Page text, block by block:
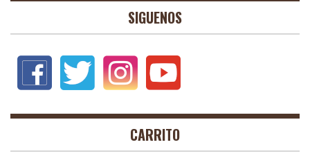
SIGUENOS
CARRITO